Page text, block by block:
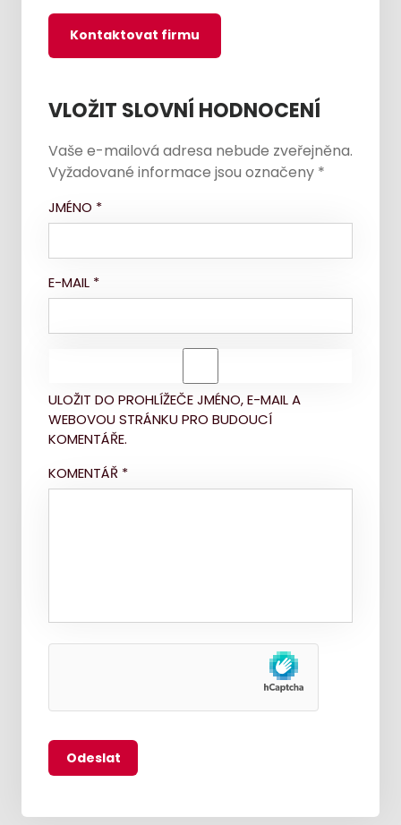
Kontaktovat firmu
VLOŽIT SLOVNÍ HODNOCENÍ
Vaše e-mailová adresa nebude zveřejněna.
Vyžadované informace jsou označeny *
JMÉNO *
E-MAIL *
ULOŽIT DO PROHLÍŽEČE JMÉNO, E-MAIL A
WEBOVOU STRÁNKU PRO BUDOUCÍ
KOMENTÁŘE.
KOMENTÁŘ *